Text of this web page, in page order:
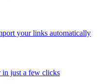
your links automatically
in just a few clicks